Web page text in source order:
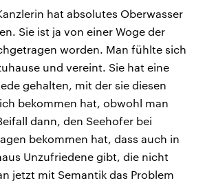
hat absolutes Oberwasser
Sie ist ja von einer Woge der
worden. Man fühlte sich
und vereint. Sie hat eine
gehalten, mit der sie diesen
bekommen hat, obwohl man
dann, den Seehofer bei
bekommen hat, dass auch in
Unzufriedene gibt, die nicht
jetzt mit Semantik das Problem